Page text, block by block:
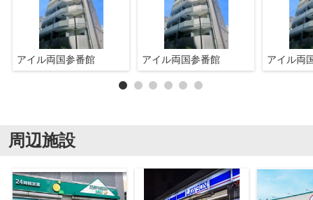
アイル両国参番館 アイル両国参番館 アイル両
周辺施設